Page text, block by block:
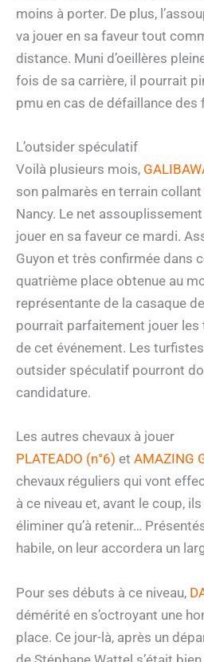
moins à porter. De plus,
va jouer en sa faveur tout
distance. Muni d’oeillères
fois de sa carrière, il pourrait
pmu en cas de défaillance des
L’outsider spéculatif
Voilà plusieurs mois,
son palmarès en terrain
Nancy. Le net
jouer en sa faveur ce mardi.
Guyon et très confirmée dans
quatrième place obtenue au
représentante de la casaque
pourrait parfaitement jouer les
de cet événement. Les
outsider spéculatif pourront
candidature.
Les autres chevaux à jouer
PLATEADO (n°6) et AMAZING
chevaux réguliers qui vont
à ce niveau et, avant le coup,
éliminer qu’à retenir…
habile, on leur accordera un
Pour ses débuts à ce niveau,
démérité en s’octroyant une
place. Ce jour-là, après un